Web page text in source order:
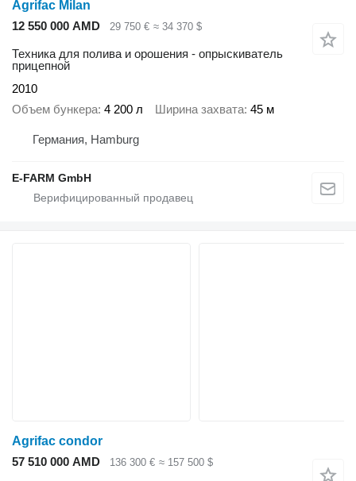
Agrifac Milan
12 550 000 AMD
29 750 € ≈ 34 370 $
Техника для полива и орошения - опрыскиватель
прицепной
2010
Объем бункера 4 200 л Ширина захвата 45 м
Германия, Hamburg
E-FARM GmbH
Agrifac condor
57 510 000 AMD
136 300 € ≈ 157 500 $